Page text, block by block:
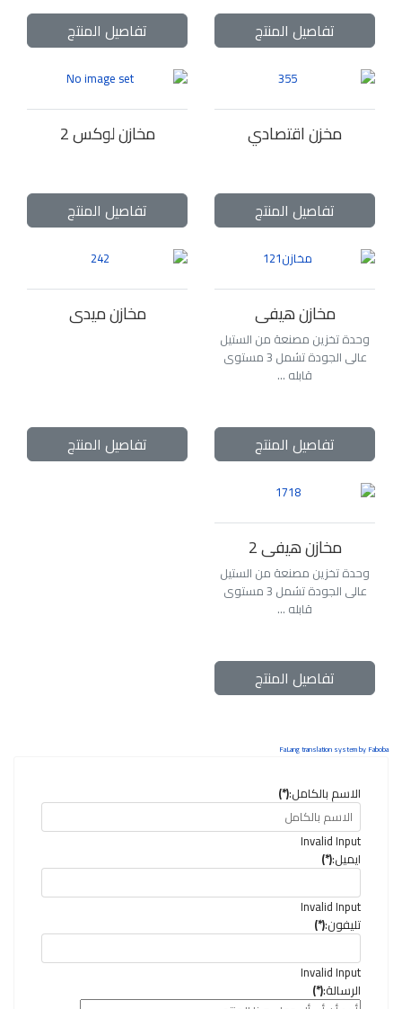
تفاصيل المنتج تفاصيل المنتج
مخزن اقتصادي
تفاصيل المنتج
مخازن لوكس 2
تفاصيل المنتج
مخازن هيفى
وحدة تخزين مصنعة من الستيل
عالى الجودة تشمل 3 مستوى
قابله ...
تفاصيل المنتج
مخازن ميدى
تفاصيل المنتج
مخازن هيفى 2
وحدة تخزين مصنعة من الستيل
عالى الجودة تشمل 3 مستوى
قابله ...
تفاصيل المنتج
FaLang translation system by Faboba
الاسم بالكامل:(*)
Invalid Input
ايميل:(*)
Invalid Input
تليفون:(*)
Invalid Input
الرسالة:(*)